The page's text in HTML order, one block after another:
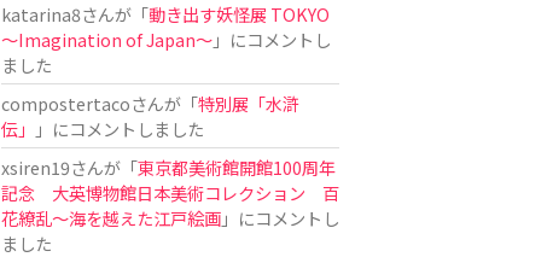
katarina8さんが「動き出す妖怪展 TOKYO
〜Imagination of Japan〜」にコメントし
ました
compostertacoさんが「特別展「水滸
伝」
」にコメントしました
xsiren19さんが「東京都美術館開館100周年
記念 大英博物館日本美術コレクション 百
花繚乱～海を越えた江戸絵画」にコメントし
ました